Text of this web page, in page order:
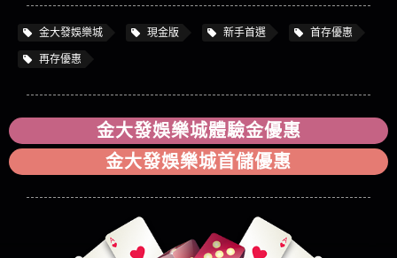
金大發娛樂城 現金版 新手首選
首存優惠
再存優惠
金大發娛樂城體驗金優惠
金大發娛樂城首儲優惠